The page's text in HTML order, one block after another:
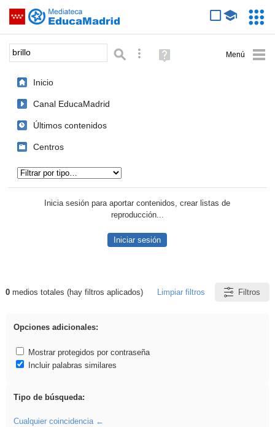
Saltar navegación
Palabra o frase: Búsqueda avanzada
Ayuda
(en
Inicio
Canal EducaMadrid
Últimos contenidos
Centros
Inicia sesión para aportar contenidos, crear listas de
reproducción...
Iniciar sesión
Resultados de: brillo
0medios totales (hay filtros aplicados) Limpiar filtros Filtros
Opciones adicionales:
Mostrar protegidos por contraseña
Incluir palabras similares
Tipo de búsqueda:
Cualquier coincidencia